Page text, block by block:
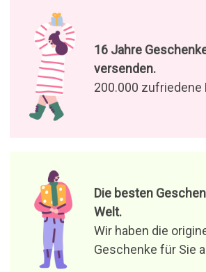
16 Jahre
versenden.
200.000 zufriedene
Die besten
Welt.
Wir haben die
Geschenke für Sie